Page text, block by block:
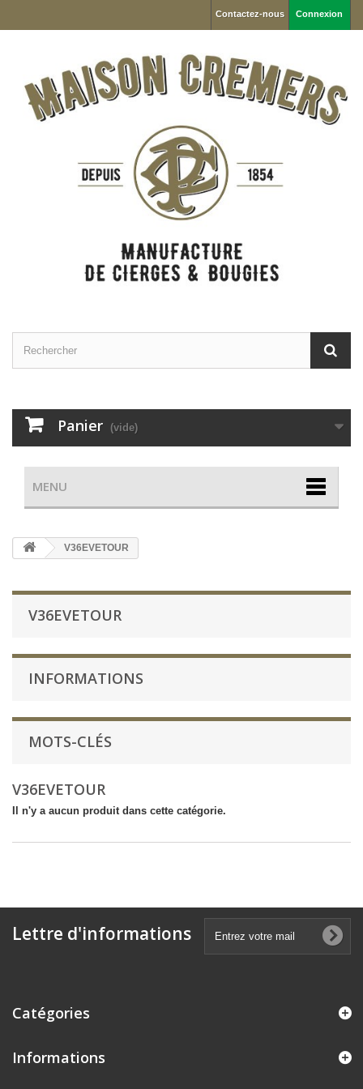
Connexion
Contactez-nous
Panier (vide)
MENU
V36EVETOUR
V36EVETOUR
INFORMATIONS
MOTS-CLÉS
V36EVETOUR
Il n'y a aucun produit dans cette catégorie.
Lettre d'informations
Catégories
Informations